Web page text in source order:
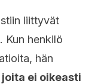
liittyvät
Kun henkilö
hän
ei oikeasti